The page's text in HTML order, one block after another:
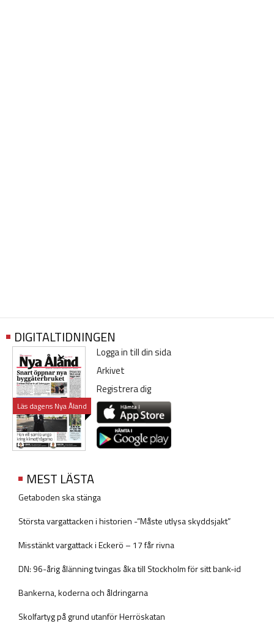
DIGITALTIDNINGEN
Läs dagens Nya Åland
Logga in till din sida
Arkivet
Registrera dig
MEST LÄSTA
Getaboden ska stänga
Största vargattacken i historien -”Måste utlysa skyddsjakt”
Misstänkt vargattack i Eckerö – 17 får rivna
DN: 96-årig ålänning tvingas åka till Stockholm för sitt bank-id
Bankerna, koderna och åldringarna
Skolfartyg på grund utanför Herröskatan